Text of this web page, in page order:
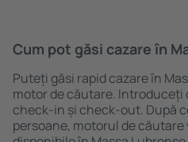
Cum pot găsi cazare în
Puteți găsi rapid cazare în
motor de căutare. Introduceți
check-in și check-out. După
persoane, motorul de